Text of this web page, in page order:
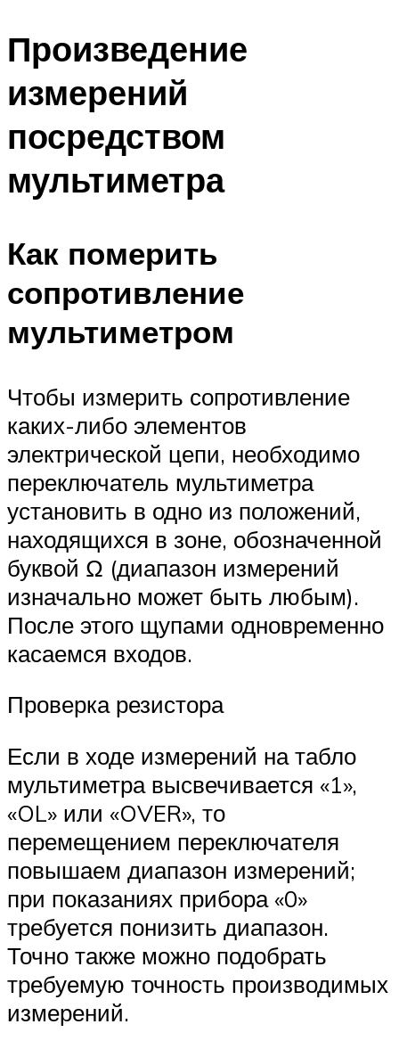
Произведение
измерений
посредством
мультиметра
Как померить
сопротивление
мультиметром
Чтобы измерить сопротивление
каких-либо элементов
электрической цепи, необходимо
переключатель мультиметра
установить в одно из положений,
находящихся в зоне, обозначенной
буквой Ω (диапазон измерений
изначально может быть любым).
После этого щупами одновременно
касаемся входов.
Проверка резистора
Если в ходе измерений на табло
мультиметра высвечивается «1»,
«OL» или «OVER», то
перемещением переключателя
повышаем диапазон измерений;
при показаниях прибора «0»
требуется понизить диапазон.
Точно также можно подобрать
требуемую точность производимых
измерений.